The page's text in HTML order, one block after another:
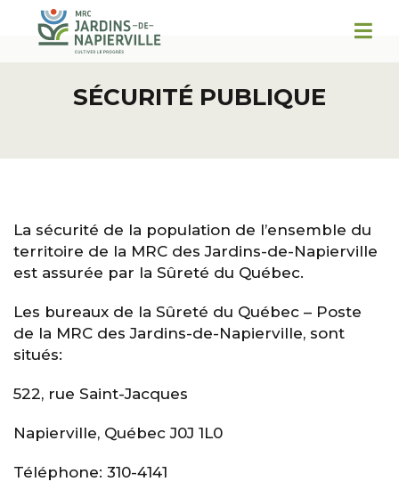
SÉCURITÉ PUBLIQUE
La sécurité de la population de l’ensemble du
territoire de la MRC des Jardins-de-Napierville
est assurée par la Sûreté du Québec.
Les bureaux de la Sûreté du Québec – Poste
de la MRC des Jardins-de-Napierville, sont
situés:
522, rue Saint-Jacques
Napierville, Québec J0J 1L0
Téléphone: 310-4141